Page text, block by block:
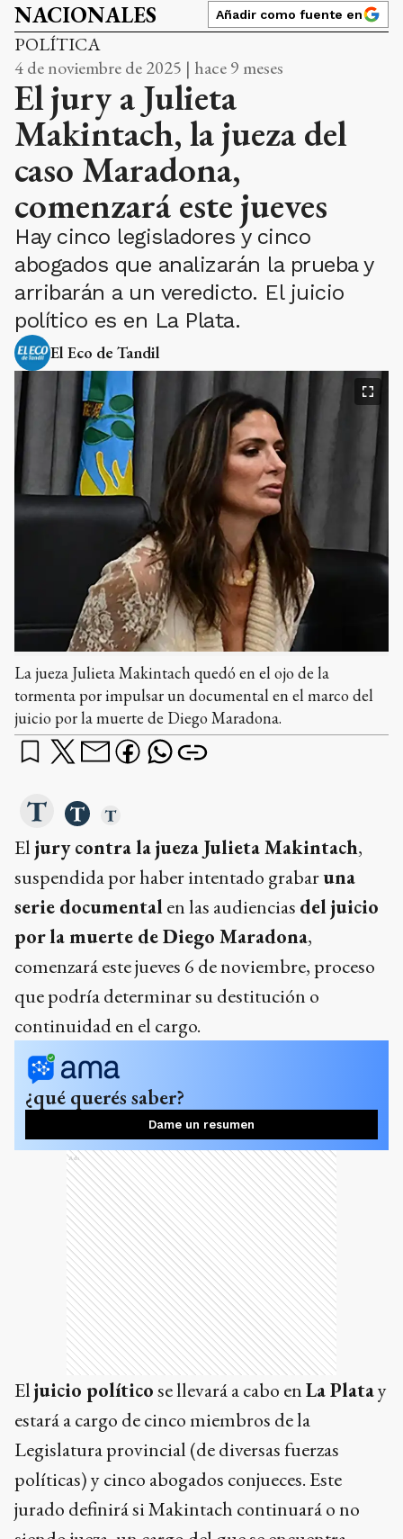
NACIONALES Añadir como fuente en
POLÍTICA
4 de noviembre de 2025 | hace 9 meses
El jury a Julieta
Makintach, la jueza del
caso Maradona,
comenzará este jueves
Hay cinco legisladores y cinco
abogados que analizarán la prueba y
arribarán a un veredicto. El juicio
político es en La Plata.
El Eco de Tandil
La jueza Julieta Makintach quedó en el ojo de la
tormenta por impulsar un documental en el marco del
juicio por la muerte de Diego Maradona.
El jury contra la jueza Julieta Makintach,
suspendida por haber intentado grabaruna
serie documentalen las audiencias del juicio
porla muerte de Diego Maradona,
comenzará este jueves 6 de noviembre, proceso
que podría determinar su destitución o
continuidad en el cargo.
¿qué querés saber?
Dame un resumen
Ads
Eljuicio políticose llevará a cabo enLa Platay
estará a cargo de cinco miembros de la
Legislatura provincial (de diversas fuerzas
políticas) y cinco abogados conjueces. Este
jurado definirá si Makintach continuará o no